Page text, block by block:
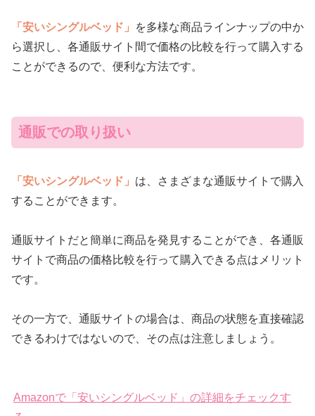
「安いシングルベッド」
を多様な商品ラインナップの中か
ら選択し、各通販サイト間で価格の比較を行って購入する
ことができるので、便利な方法です。
通販での取り扱い
「安いシングルベッド」 は、さまざまな通販サイトで購入
することができます。
通販サイトだと簡単に商品を発見することができ、各通販
サイトで商品の価格比較を行って購入できる点はメリット
です。
その一方で、通販サイトの場合は、商品の状態を直接確認
できるわけではないので、その点は注意しましょう。
Amazonで「安いシングルベッド」の詳細をチェックす